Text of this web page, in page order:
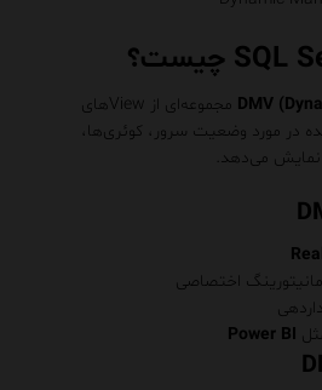
DMV
مجموعه‌ای از Viewهای
در مورد وضعیت سرور، کوئری‌ها،
نمایش می‌دهد.
اختصاصی
Power BI